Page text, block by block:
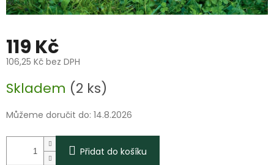
119 Kč
106,25 Kč bez DPH
cena:
Skladem (2 ks)
Můžeme doručit do: 14.8.2026
Přidat do košíku